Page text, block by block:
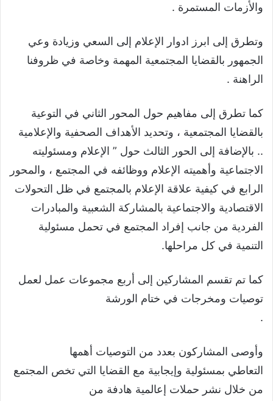
والأزمات المستمرة .
وتطرق إلى ابرز ادوار الإعلام إلى السعي وزيادة وعي
الجمهور بالقضايا المجتمعية المهمة وخاصة في ظروفنا
الراهنة .
كما تطرق إلى مفاهيم حول المحور الثاني في التوعية
بالقضايا المجتمعية ، وتحديد الأهداف الصحفية والإعلامية
.. بالإضافة إلى الحور الثالث حول ” الإعلام ومسئوليته
الاجتماعية وأهميته الإعلام ووظائفه في المجتمع ، والمحور
الرابع في كيفية علاقة الإعلام بالمجتمع في ظل التحولات
الاقتصادية والاجتماعية بالمشاركة الشعبية والمبادرات
الفردية من جانب إفراد المجتمع في تحمل مسئولية
التنمية في كل مراحلها.
كما تم تقسم المشاركين إلى أربع مجموعات عمل لعمل
توصيات ومخرجات في ختام الورشة
.
وأوصى المشاركون بعدد من التوصيات أهمها
التعاطي بمسئولية وإيجابية مع القضايا التي تخص المجتمع
من خلال نشر حملات إعالمية هادفة من